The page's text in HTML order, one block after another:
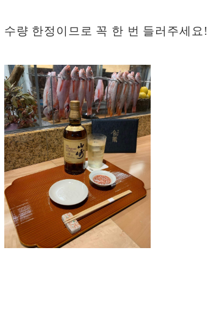
수량 한정이므로 꼭 한 번 들러주세요!